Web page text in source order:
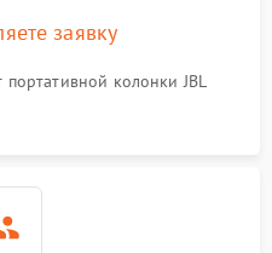
заявку
портативной колонки JBL